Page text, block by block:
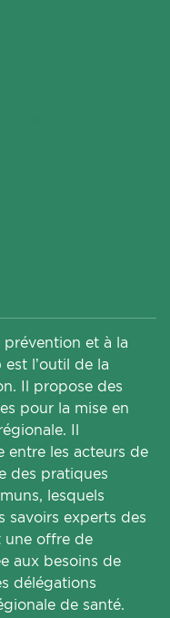
prévention et à la
l’outil de la
Il propose des
pour la mise en
Il
entre les acteurs de
des pratiques
lesquels
savoirs experts des
une offre de
aux besoins de
délégations
de santé.